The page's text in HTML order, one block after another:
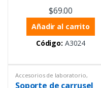
$69.00
Añadir al carrito
Código: A3024
Accesorios de laboratorio,
Equipos de Laboratorio Material
volumétrico ,Monocanales,
Soporte de carrusel